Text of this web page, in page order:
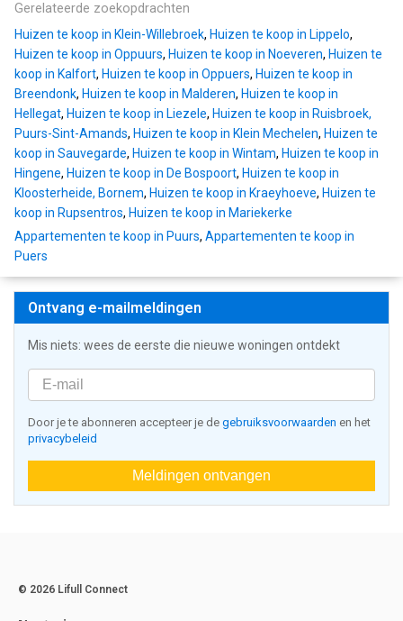
Gerelateerde zoekopdrachten
Huizen te koop in Klein-Willebroek, Huizen te koop in Lippelo,
Huizen te koop in Oppuurs, Huizen te koop in Noeveren, Huizen te
koop in Kalfort, Huizen te koop in Oppuers, Huizen te koop in
Breendonk, Huizen te koop in Malderen, Huizen te koop in
Hellegat, Huizen te koop in Liezele, Huizen te koop in Ruisbroek,
Puurs-Sint-Amands, Huizen te koop in Klein Mechelen, Huizen te
koop in Sauvegarde, Huizen te koop in Wintam, Huizen te koop in
Hingene, Huizen te koop in De Bospoort, Huizen te koop in
Kloosterheide, Bornem, Huizen te koop in Kraeyhoeve, Huizen te
koop in Rupsentros, Huizen te koop in Mariekerke
Appartementen te koop in Puurs, Appartementen te koop in
Puers
Ontvang e-mailmeldingen
Mis niets: wees de eerste die nieuwe woningen ontdekt
Door je te abonneren accepteer je de gebruiksvoorwaarden en het
privacybeleid
Meldingen ontvangen
© 2026 Lifull Connect